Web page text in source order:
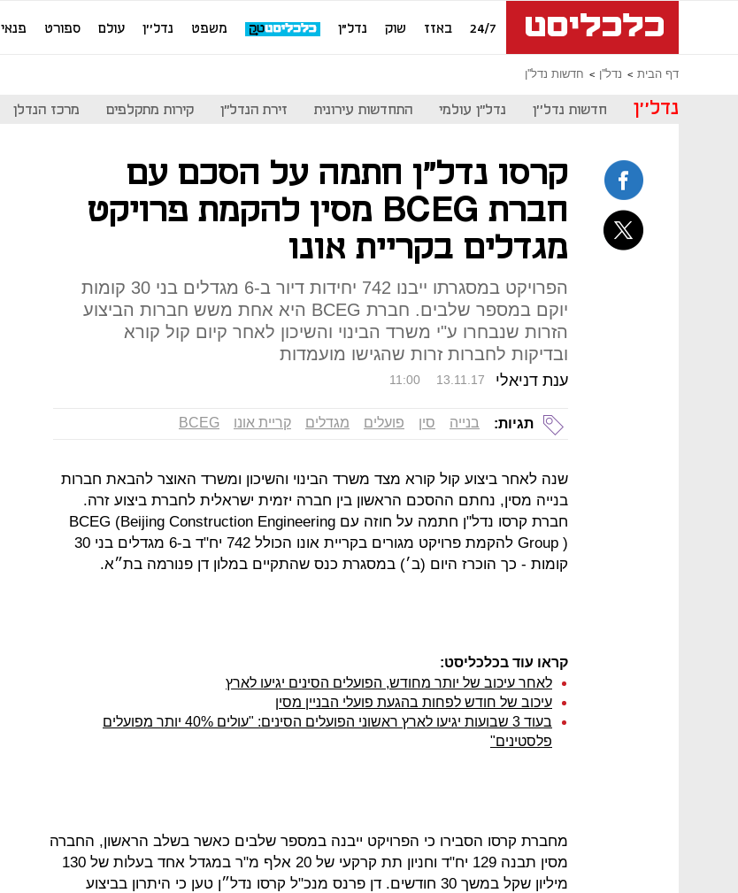
24/7 באזז שוק נדל"ן משפט נדל''ן עולם ספורט פנאי
דף הבית נדל''ן חדשות נדל''ן
נדל''ן חדשות נדל''ן נדל"ן עולמי התחדשות עירונית זירת הנדל"ן קירות מתקלפים מרכז הנדלן
קרסו נדל"ן חתמה על הסכם עם
חברת BCEG מסין להקמת פרויקט
מגדלים בקריית אונו
הפרויקט במסגרתו ייבנו 742 יחידות דיור ב-6 מגדלים בני 30 קומות
יוקם במספר שלבים. חברת BCEG היא אחת משש חברות הביצוע
הזרות שנבחרו ע"י משרד הבינוי והשיכון לאחר קיום קול קורא
ובדיקות לחברות זרות שהגישו מועמדות
ענת דניאלי 11:00 13.11.17
תגיות: בנייה סין פועלים מגדלים קריית אונו BCEG
שנה לאחר ביצוע קול קורא מצד משרד הבינוי והשיכון ומשרד האוצר להבאת חברות
בנייה מסין, נחתם ההסכם הראשון בין חברה יזמית ישראלית לחברת ביצוע זרה.
חברת קרסו נדל"ן חתמה על חוזה עם BCEG (Beijing Construction Engineering
Group ) להקמת פרויקט מגורים בקריית אונו הכולל 742 יח"ד ב-6 מגדלים בני 30
קומות - כך הוכרז היום (ב׳) במסגרת כנס שהתקיים במלון דן פנורמה בת״א.
קראו עוד בכלכליסט:
לאחר עיכוב של יותר מחודש, הפועלים הסינים יגיעו לארץ
עיכוב של חודש לפחות בהגעת פועלי הבניין מסין
בעוד 3 שבועות יגיעו לארץ ראשוני הפועלים הסינים: "עולים 40% יותר מפועלים
פלסטינים"
מחברת קרסו הסבירו כי הפרויקט ייבנה במספר שלבים כאשר בשלב הראשון, החברה
מסין תבנה 129 יח"ד וחניון תת קרקעי של 20 אלף מ"ר במגדל אחד בעלות של 130
מיליון שקל במשך 30 חודשים. דן פרנס מנכ"ל קרסו נדל״ן טען כי היתרון בביצוע